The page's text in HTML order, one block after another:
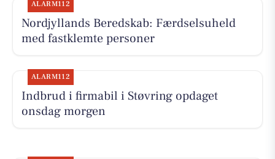
ALARM112
Nordjyllands Beredskab: Færdselsuheld
med fastklemte personer
ALARM112
Indbrud i firmabil i Støvring opdaget
onsdag morgen